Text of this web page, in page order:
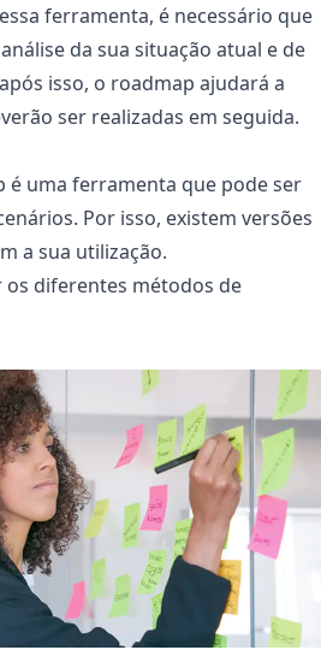
ferramenta, é necessário que
da sua situação atual e de
isso, o roadmap ajudará a
ser realizadas em seguida.
é uma ferramenta que pode ser
Por isso, existem versões
a sua utilização.
os diferentes métodos de